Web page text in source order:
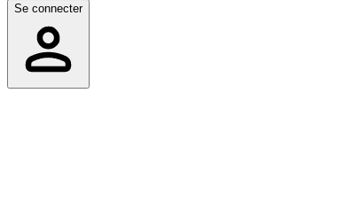
Se connecter